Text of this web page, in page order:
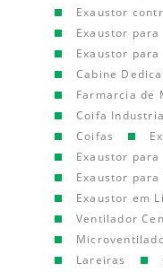
Exaustor
Exaustor para
Exaustor
Cabine
Farmarcia de
Coifa
Coifas
Exaustor
Exaustor
Exaustor em
Ventilador
Lareiras